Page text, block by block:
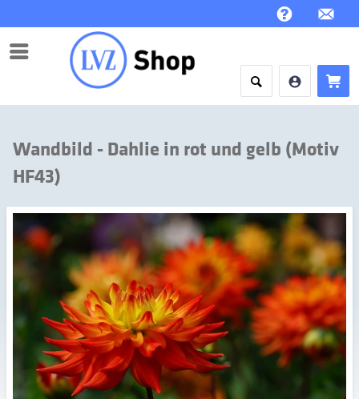
Menü
Wandbild - Dahlie in rot und gelb (Motiv
HF43)